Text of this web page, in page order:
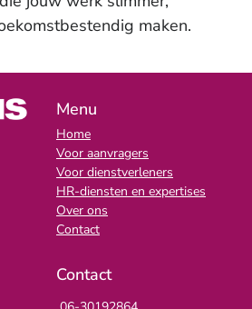
maken.
Menu
Home
Voor aanvragers
Voor dienstverleners
HR-diensten en expertises
Over ons
Contact
Contact